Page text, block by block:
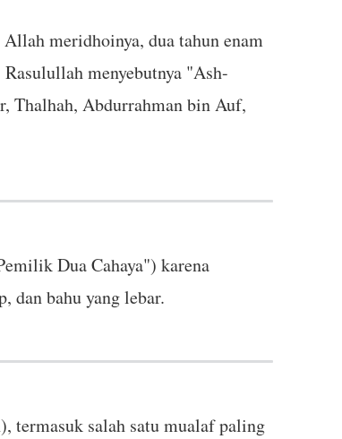
meridhoinya, dua tahun enam
menyebutnya "Ash-
Thalhah, Abdurrahman bin Auf,
Dua Cahaya") karena
dan bahu yang lebar.
termasuk salah satu mualaf paling